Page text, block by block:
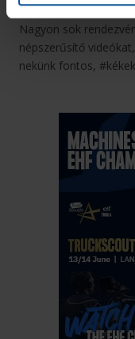
a „Légy te is donor”
Nagyon sok
népszerűsítő
nekünk fontos,